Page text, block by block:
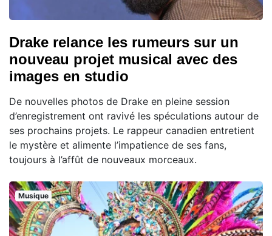
Drake relance les rumeurs sur un
nouveau projet musical avec des
images en studio
De nouvelles photos de Drake en pleine session
d’enregistrement ont ravivé les spéculations autour de
ses prochains projets. Le rappeur canadien entretient
le mystère et alimente l’impatience de ses fans,
toujours à l’affût de nouveaux morceaux.
Musique